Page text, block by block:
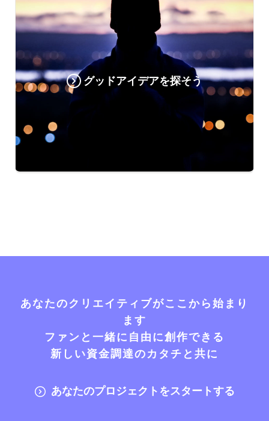
グッドアイデアを探そう
あなたのクリエイティブがここから始まり
ます
ファンと一緒に自由に創作できる
新しい資金調達のカタチと共に
あなたのプロジェクトをスタートする